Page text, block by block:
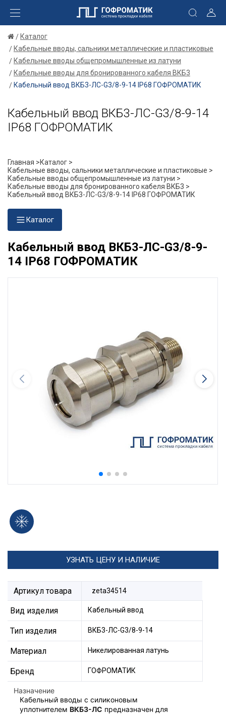
Каталог
Кабельные вводы, сальники металлические и пластиковые
Кабельные вводы общепромышленные из латуни
Кабельные вводы для бронированного кабеля ВКБ3
Кабельный ввод ВКБ3-ЛС-G3/8-9-14 IP68 ГОФРОМАТИК
Кабельный ввод ВКБ3-ЛС-G3/8-9-14
IP68 ГОФРОМАТИК
Главная >Каталог >
Кабельные вводы, сальники металлические и пластиковые >
Кабельные вводы общепромышленные из латуни >
Кабельные вводы для бронированного кабеля ВКБ3 >
Кабельный ввод ВКБ3-ЛС-G3/8-9-14 IP68 ГОФРОМАТИК
Каталог
Кабельный ввод ВКБ3-ЛС-G3/8-9-
14 IP68 ГОФРОМАТИК
УЗНАТЬ ЦЕНУ И НАЛИЧИЕ
Артикул товара zeta34514
Вид изделия Кабельный ввод
Тип изделия ВКБ3-ЛС-G3/8-9-14
Материал Никелированная латунь
Бренд ГОФРОМАТИК
Назначение
Кабельный вводы с силиконовым
уплотнителем ВКБ3-ЛС предназначен для